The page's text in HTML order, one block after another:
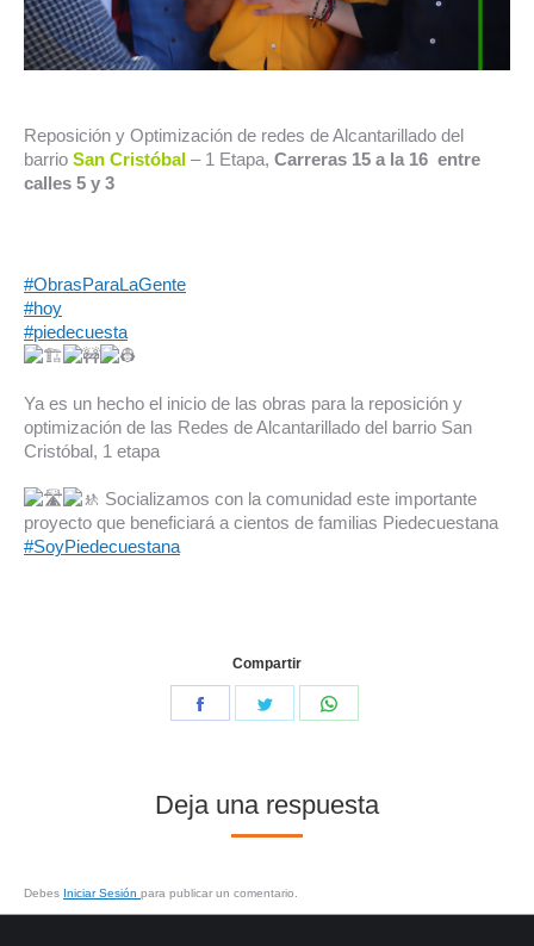
Reposición y Optimización de redes de Alcantarillado del
barrio San Cristóbal – 1 Etapa, Carreras 15 a la 16 entre
calles 5 y 3
#ObrasParaLaGente
#hoy
#piedecuesta
Ya es un hecho el inicio de las obras para la reposición y
optimización de las Redes de Alcantarillado del barrio San
Cristóbal, 1 etapa
Socializamos con la comunidad este importante
proyecto que beneficiará a cientos de familias Piedecuestana
#SoyPiedecuestana
Compartir
Deja una respuesta
Debes Iniciar Sesión para publicar un comentario.